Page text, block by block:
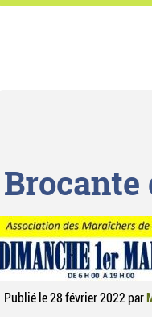
Brocante
Publié le28 février 2022par